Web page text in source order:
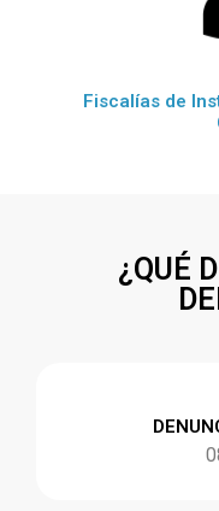
Fiscalías de
¿QUÉ